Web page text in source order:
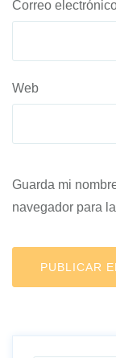
Correo
Web
Guarda mi
navegador para